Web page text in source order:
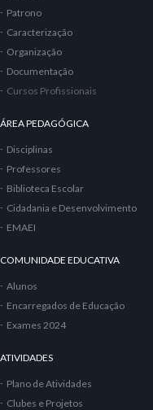
Patrono
Caracterização
Organização
Documentação
Cursos Profissionais
ÁREA PEDAGÓGICA
Disciplinas
Professores
Biblioteca Escolar
Cidadania e Desenvolvimento
EMAEI
COMUNIDADE EDUCATIVA
Alunos
Encarregados de Educação
Exames 2024
ATIVIDADES
Plano de Atividades
Clubes e Projetos